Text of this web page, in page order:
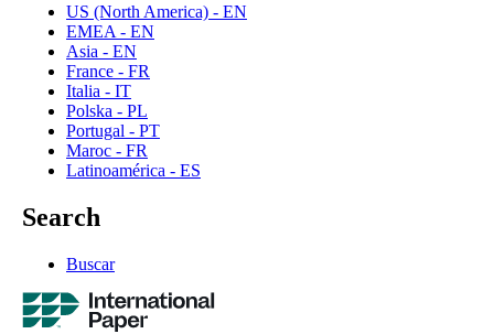
US (North America) - EN
EMEA - EN
Asia - EN
France - FR
Italia - IT
Polska - PL
Portugal - PT
Maroc - FR
Latinoamérica - ES
Search
Buscar